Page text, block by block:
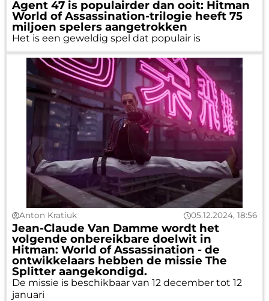
Agent 47 is populairder dan ooit: Hitman
World of Assassination-trilogie heeft 75
miljoen spelers aangetrokken
Het is een geweldig spel dat populair is
Anton Kratiuk 05.12.2024, 18:56
Jean-Claude Van Damme wordt het
volgende onbereikbare doelwit in
Hitman: World of Assassination - de
ontwikkelaars hebben de missie The
Splitter aangekondigd.
De missie is beschikbaar van 12 december tot 12
januari